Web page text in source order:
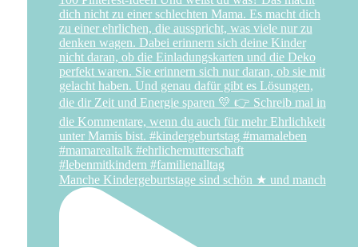
Manche Kindergeburtstage sind schön ★ und manch